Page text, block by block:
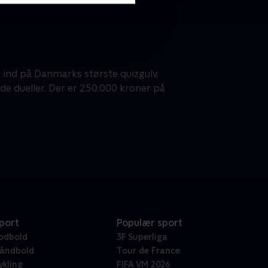
på Danmarks største quizgulv,
dueller. Der er 250.000 kroner på
Populær sport
3F Superliga
Tour de France
FIFA VM 2026